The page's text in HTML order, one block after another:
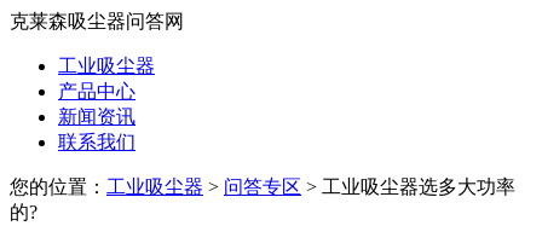
克莱森吸尘器问答网
工业吸尘器
产品中心
新闻资讯
联系我们
您的位置： 工业吸尘器 > 问答专区 > 工业吸尘器选多大功率
的?